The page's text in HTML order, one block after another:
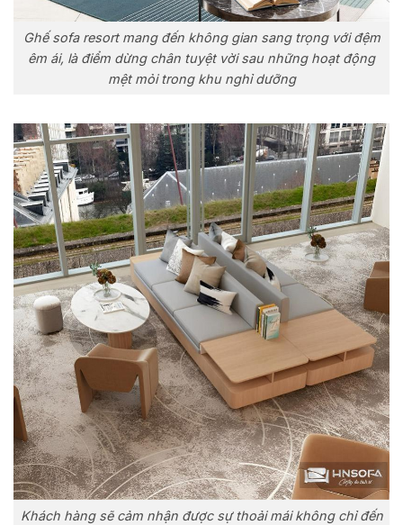
Ghế sofa resort mang đến không gian sang trọng với đệm
êm ái, là điểm dừng chân tuyệt vời sau những hoạt động
mệt mỏi trong khu nghỉ dưỡng
Khách hàng sẽ cảm nhận được sự thoải mái không chỉ đến